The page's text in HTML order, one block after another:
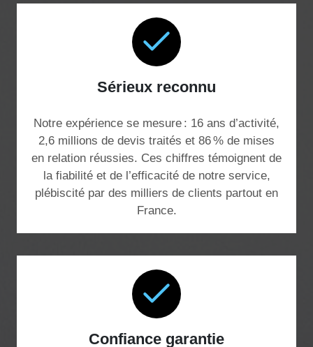
Sérieux reconnu
Notre expérience se mesure : 16 ans d’activité,
2,6 millions de devis traités et 86 % de mises
en relation réussies. Ces chiffres témoignent de
la fiabilité et de l’efficacité de notre service,
plébiscité par des milliers de clients partout en
France.
Confiance garantie